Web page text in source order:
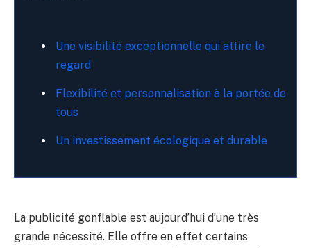
Une visibilité exceptionnelle qui attire le
regard
Flexibilité et personnalisation à la portée de
tous
Un investissement écologique et durable
La publicité gonflable est aujourd’hui d’une très
grande nécessité. Elle offre en effet certains